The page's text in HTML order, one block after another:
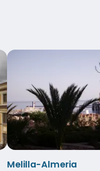
Melilla-Almeria